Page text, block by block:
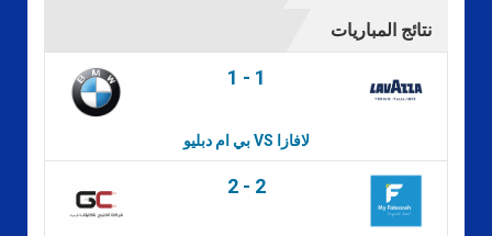
نتائج المباريات
1 - 1
بي ام دبليو VS لافازا
2- 2